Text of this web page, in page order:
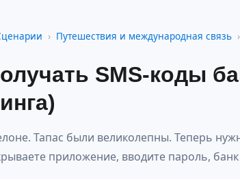
Путешествия и международная связь
SMS-коды
Тапас были великолепны. Теперь
приложение, вводите пароль,